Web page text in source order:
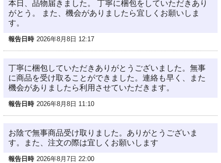
本日、品物届きました。 丁寧に梱包をしていただきあり
がとう。 また、機会がありましたら宜しくお願いしま
す。
報告日時 2026年8月8日 12:17
丁寧に梱包していただきありがとうございました。無事
に商品を受け取ることができました。連絡も早く、また
機会がありましたら利用させていただきます。
報告日時 2026年8月8日 11:10
お陰で無事商品受け取りました。ありがとうございま
す。また、注文の際は宜しくお願いします
報告日時 2026年8月7日 22:00